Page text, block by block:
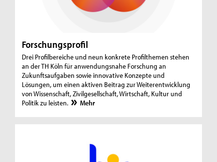
Forschungsprofil
Drei Profilbereiche und neun konkrete Profilthemen stehen
an der TH Köln für anwendungsnahe Forschung an
Zukunftsaufgaben sowie innovative Konzepte und
Lösungen, um einen aktiven Beitrag zur Weiterentwicklung
von Wissenschaft, Zivilgesellschaft, Wirtschaft, Kultur und
Politik zu leisten.
Mehr